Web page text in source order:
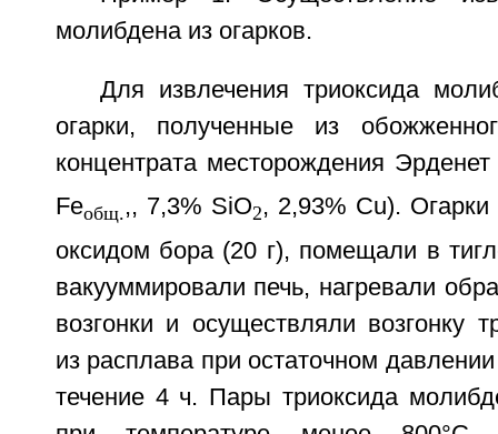
молибдена из огарков.
Для извлечения триоксида
огарки, полученные из
концентрата месторождения
Feoбщ.,, 7,3% SiO2, 2,93% Cu).
оксидом бора (20 г), помещали в
вакууммировали печь, нагревали
возгонки и осуществляли возгонку
из расплава при остаточном
течение 4 ч. Пары триоксида